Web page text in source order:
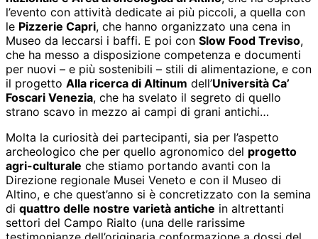
l’evento con attività dedicate ai più piccoli, a quella con
le Pizzerie Capri, che hanno organizzato una cena in
Museo da leccarsi i baffi. E poi con Slow Food Treviso,
che ha messo a disposizione competenza e documenti
per nuovi – e più sostenibili – stili di alimentazione, e con
il progetto Alla ricerca di Altinum dell’Università Ca’
Foscari Venezia, che ha svelato il segreto di quello
strano scavo in mezzo ai campi di grani antichi…
Molta la curiosità dei partecipanti, sia per l’aspetto
archeologico che per quello agronomico del progetto
agri-culturale che stiamo portando avanti con la
Direzione regionale Musei Veneto e con il Museo di
Altino, e che quest’anno si è concretizzato con la semina
di quattro delle nostre varietà antiche in altrettanti
settori del Campo Rialto (una delle rarissime